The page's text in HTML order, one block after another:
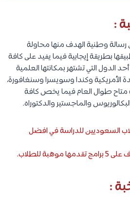
:
رسالة وطنية الهدف منها محاولة
بطريقة إيجابية فيما يفيد على كافة
الدول التي تشتهر بمكانتها العلمية
الأمريكية وكندا وسويسرا وسنغافورة،
متاح طوال العام فيما يخص كافة
والماجستير والدكتوراه.
السعوديين للدراسة في افضل
للطلاب .
: